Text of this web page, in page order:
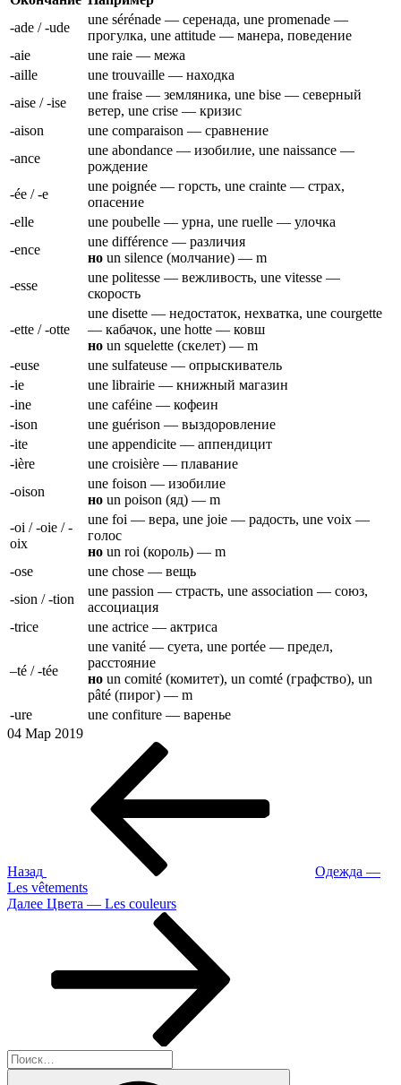
-ade / -ude
une sérénade — серенада, une promenade —
прогулка, une attitude — манера, поведение
-aie
une raie — межа
-aille
une trouvaille — находка
-aise / -ise
une fraise — земляника, une bise — северный
ветер, une crise — кризис
-aison
une comparaison — сравнение
-ance
une abondance — изобилие, une naissance —
рождение
-ée / -e
une poignée — горсть, une crainte — страх,
опасение
-elle
une poubelle — урна, une ruelle — улочка
-ence
une différence — различия
но un silence (молчание) — m
-esse
une politesse — вежливость, une vitesse —
скорость
-ette / -otte
une disette — недостаток, нехватка, une courgette
— кабачок, une hotte — ковш
но un squelette (скелет) — m
-euse
une sulfateuse — опрыскиватель
-ie
une librairie — книжный магазин
-ine
une caféine — кофеин
-ison
une guérison — выздоровление
-ite
une appendicite — аппендицит
-ière
une croisière — плавание
-oison
une foison — изобилие
но un poison (яд) — m
-oi / -oie / -
oix
une foi — вера, une joie — радость, une voix —
голос
но un roi (король) — m
-ose
une chose — вещь
-sion / -tion
une passion — страсть, une association — союз,
ассоциация
-trice
une actrice — актриса
–té / -tée
une vanité — суета, une portée — предел,
расстояние
но un comité (комитет), un comté (графство), un
pâté (пирог) — m
-ure
une confiture — варенье
04 Мар 2019
Назад
Одежда —
Les vêtements
Следующая
Далее Цвета — Les couleurs
Искать: